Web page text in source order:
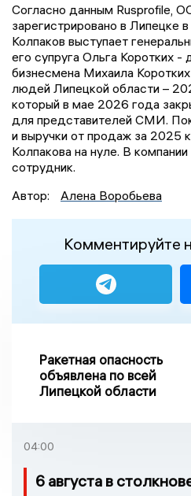
Согласно данным Rusprofile,
зарегистрировано в Липецке
Колпаков выступает
его супруга Ольга Коротких -
бизнесмена Михаила
людей Липецкой области –
который в мае 2026 года
для представителей СМИ.
и выручки от продаж за 2025
Колпакова на нуле. В
сотрудник.
Автор:
Алена Воробьева
Комментируйте
Ракетная опасность
объявлена по всей
Липецкой области
04:00
6 августа в